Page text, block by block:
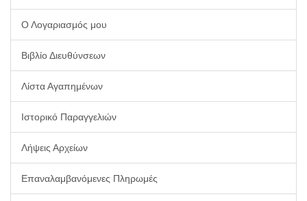
Ο Λογαριασμός μου
Βιβλίο Διευθύνσεων
Λίστα Αγαπημένων
Ιστορικό Παραγγελιών
Λήψεις Αρχείων
Επαναλαμβανόμενες Πληρωμές